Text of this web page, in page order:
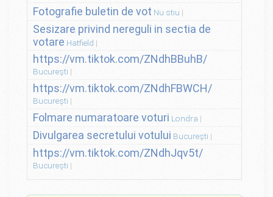
Fotografie buletin de vot Nu stiu
Sesizare privind nereguli in sectia de
votare Hatfield
https://vm.tiktok.com/ZNdhBBuhB/
București
https://vm.tiktok.com/ZNdhFBWCH/
București
Folmare numaratoare voturi Londra
Divulgarea secretului votului București
https://vm.tiktok.com/ZNdhJqv5t/
București